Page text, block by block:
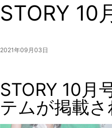
STORY 10
2021年09月03日
STORY 10月
テムが掲載さ